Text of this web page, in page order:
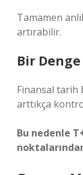
Tamamen
artırabilir.
Bir Denge
Finansal tarih
arttıkça
Bu nedenle